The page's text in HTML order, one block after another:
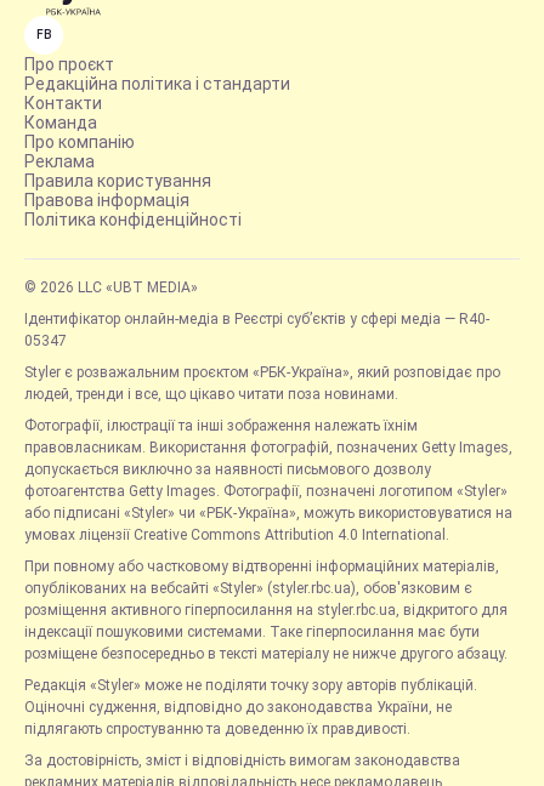
FB
Про проєкт
Редакційна політика і стандарти
Контакти
Команда
Про компанію
Реклама
Правила користування
Правова інформація
Політика конфіденційності
© 2026 LLC «UBT MEDIA»
Ідентифікатор онлайн-медіа в Реєстрі суб’єктів у сфері медіа — R40-
05347
Styler є розважальним проєктом «РБК-Україна», який розповідає про
людей, тренди і все, що цікаво читати поза новинами.
Фотографії, ілюстрації та інші зображення належать їхнім
правовласникам. Використання фотографій, позначених Getty Images,
допускається виключно за наявності письмового дозволу
фотоагентства Getty Images. Фотографії, позначені логотипом «Styler»
або підписані «Styler» чи «РБК-Україна», можуть використовуватися на
умовах ліцензії Creative Commons Attribution 4.0 International.
При повному або частковому відтворенні інформаційних матеріалів,
опублікованих на вебсайті «Styler» (styler.rbc.ua), обов'язковим є
розміщення активного гіперпосилання на styler.rbc.ua, відкритого для
індексації пошуковими системами. Таке гіперпосилання має бути
розміщене безпосередньо в тексті матеріалу не нижче другого абзацу.
Редакція «Styler» може не поділяти точку зору авторів публікацій.
Оціночні судження, відповідно до законодавства України, не
підлягають спростуванню та доведенню їх правдивості.
За достовірність, зміст і відповідність вимогам законодавства
рекламних матеріалів відповідальність несе рекламодавець.